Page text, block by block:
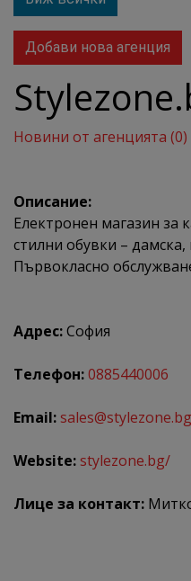
Добави нова агенция
Новини от агенцията (0)
Описание:
Електронен магазин за
стилни обувки –
Първокласно
Адрес:София
Телефон:0885440006
Email:sales@stylezone.bg
Website:stylezone.bg/
Лице за контакт: